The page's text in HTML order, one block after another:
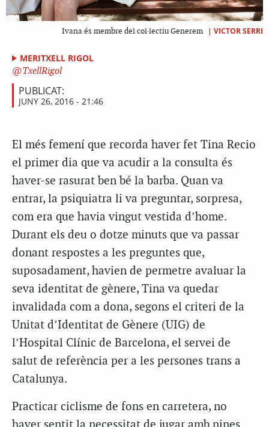
Ivana és membre del col·lectiu Generem | VICTOR SERRI
MERITXELL RIGOL
TxellRigol
PUBLICAT:
JUNY 26, 2016 - 21:46
El més femení que recorda haver fet Tina Recio
el primer dia que va acudir a la consulta és
haver-se rasurat ben bé la barba. Quan va
entrar, la psiquiatra li va preguntar, sorpresa,
com era que havia vingut vestida d’home.
Durant els deu o dotze minuts que va passar
donant respostes a les preguntes que,
suposadament, havien de permetre avaluar la
seva identitat de gènere, Tina va quedar
invalidada com a dona, segons el criteri de la
Unitat d’Identitat de Gènere (UIG) de
l’Hospital Clínic de Barcelona, el servei de
salut de referència per a les persones trans a
Catalunya.
Practicar ciclisme de fons en carretera, no